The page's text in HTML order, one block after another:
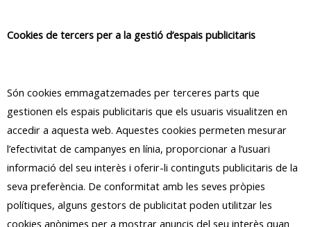
Cookies de tercers per a la gestió d’espais publicitaris
Són cookies emmagatzemades per terceres parts que
gestionen els espais publicitaris que els usuaris visualitzen en
accedir a aquesta web. Aquestes cookies permeten mesurar
l’efectivitat de campanyes en línia, proporcionar a l’usuari
informació del seu interès i oferir-li continguts publicitaris de la
seva preferència. De conformitat amb les seves pròpies
polítiques, alguns gestors de publicitat poden utilitzar les
cookies anònimes per a mostrar anuncis del seu interès quan